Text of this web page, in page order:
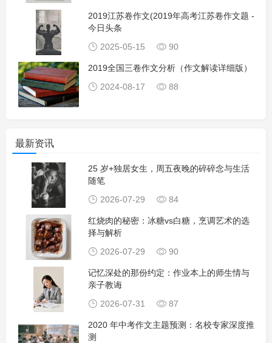
2019江苏卷作文(2019年高考江苏卷作文题 -
今日头条
2025-05-15
90
2019全国三卷作文分析（作文解读详细版）
2024-08-17
88
最新资讯
25 岁+独居女生，周五夜晚的碎碎念与生活
随笔
2026-07-29
84
红烧肉的秘密：冰糖vs白糖，烹调艺术的选
择与解析
2026-07-29
90
记忆深处的那份约定：作业本上的师生情与
亲子教诲
2026-07-31
87
2020 年中考作文主题预测：名校专家深度推
测